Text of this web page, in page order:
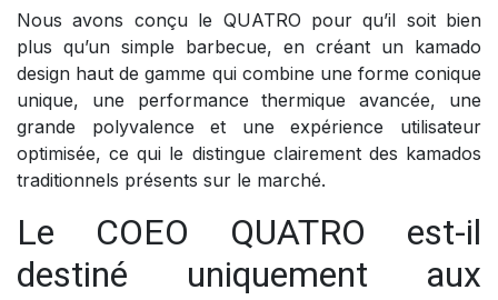
Nous avons conçu le QUATRO pour qu’il soit bien
plus qu’un simple barbecue, en créant un kamado
design haut de gamme qui combine une forme conique
unique, une performance thermique avancée, une
grande polyvalence et une expérience utilisateur
optimisée, ce qui le distingue clairement des kamados
traditionnels présents sur le marché.
Le COEO QUATRO est-il
destiné uniquement aux